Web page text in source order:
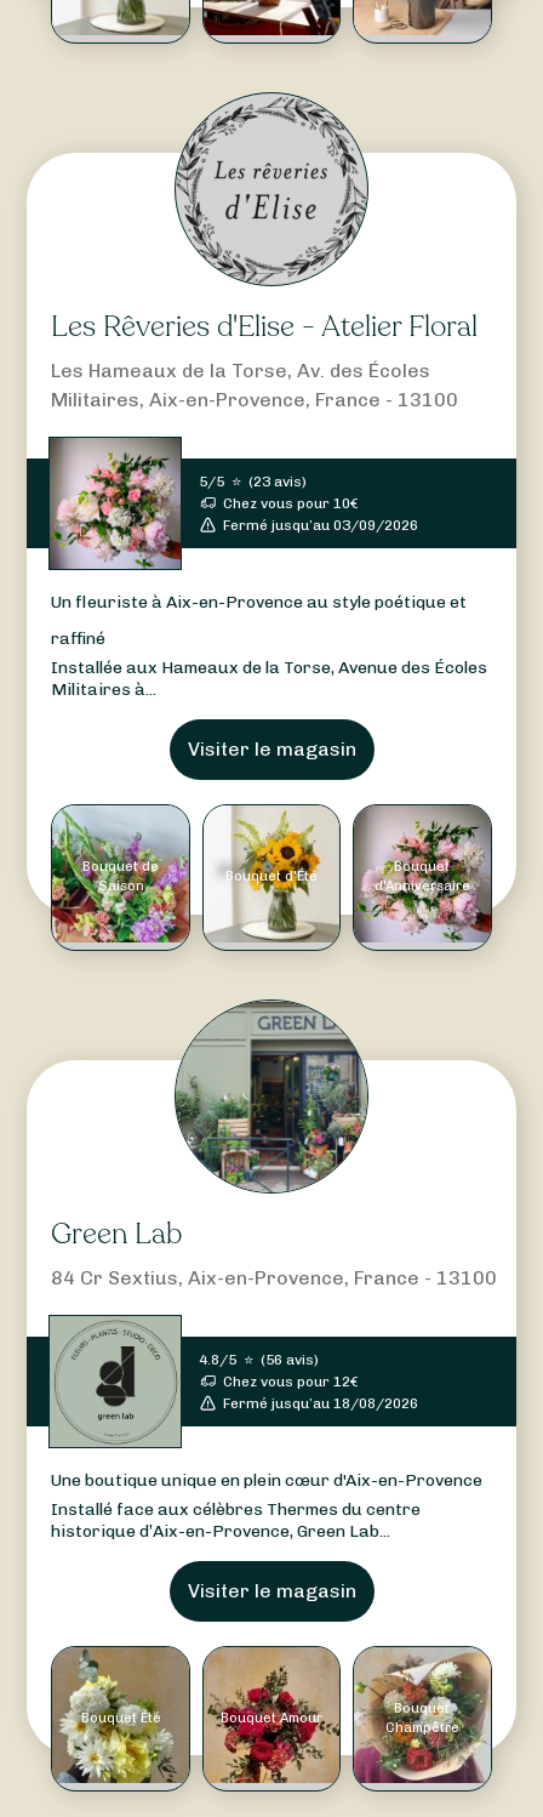
Les Rêveries d'Elise - Atelier Floral
Les Hameaux de la Torse, Av. des Écoles
Militaires, Aix-en-Provence, France - 13100
5/5 ⭐ (23 avis)
Chez vous pour10€
Fermé jusqu’au 03/09/2026
Un fleuriste à Aix-en-Provence au style poétique et
raffiné
Installée aux Hameaux de la Torse, Avenue des Écoles
Militaires à...
Visiter le magasin
Bouquet de
Saison
Bouquet d'Été
Bouquet
d'Anniversaire
Green Lab
84 Cr Sextius, Aix-en-Provence, France - 13100
4.8/5 ⭐ (56 avis)
Chez vous pour12€
Fermé jusqu’au 18/08/2026
Une boutique unique en plein cœur d'Aix-en-Provence
Installé face aux célèbres Thermes du centre
historique d’Aix-en-Provence, Green Lab...
Visiter le magasin
Bouquet Été Bouquet Amour
Bouquet
Champêtre